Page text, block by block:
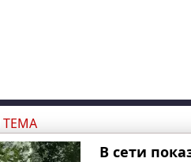
ТЕМА
В сети